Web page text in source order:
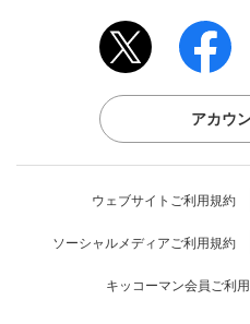
アカウ
ウェブサイトご利用規約
ソーシャルメディアご利用規約
キッコーマン会員ご利